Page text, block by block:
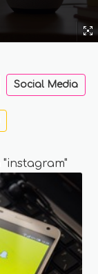
Social Media